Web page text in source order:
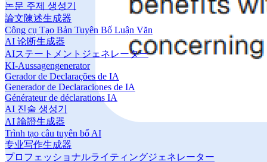
논문 주제 생성기
論文陳述生成器
Công cụ Tạo Bản Tuyên Bố Luận Văn
AI 论断生成器
AIステートメントジェネレーター
KI-Aussagengenerator
Gerador de Declarações de IA
Generador de Declaraciones de IA
Générateur de déclarations IA
AI 진술 생성기
AI 論證生成器
Trình tạo câu tuyên bố AI
专业写作生成器
プロフェッショナルライティングジェネレーター